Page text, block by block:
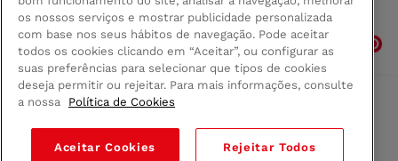
Siga-nos
Comprar na Madeira
Política de privacidad
Termos e Condições
os nossos serviços e mostrar publicidade personalizada
com base nos seus hábitos de navegação. Pode aceitar
todos os cookies clicando em “Aceitar”, ou configurar as
suas preferências para selecionar que tipos de cookies
deseja permitir ou rejeitar. Para mais informações, consulte
a nossa
Política de Cookies
Aceitar Cookies Rejeitar Todos